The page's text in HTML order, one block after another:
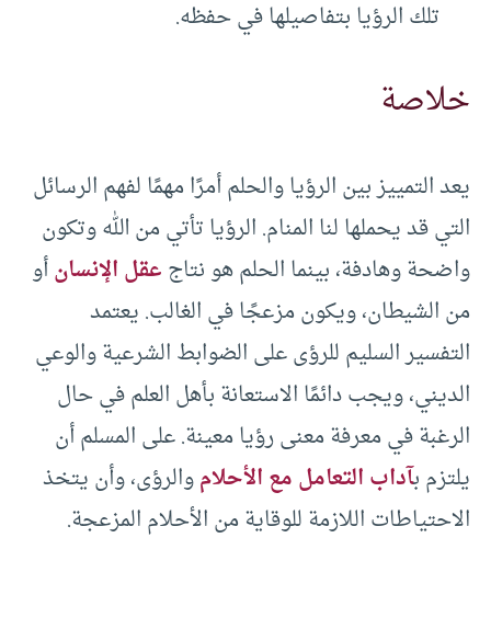
تلك الرؤيا بتفاصيلها في حفظه.
خلاصة
يعد التمييز بين الرؤيا والحلم أمرًا مهمًا لفهم الرسائل
التي قد يحملها لنا المنام. الرؤيا تأتي من الله وتكون
واضحة وهادفة، بينما الحلم هو نتاجعقل الإنسانأو
من الشيطان، ويكون مزعجًا في الغالب. يعتمد
التفسير السليم للرؤى على الضوابط الشرعية والوعي
الديني، ويجب دائمًا الاستعانة بأهل العلم في حال
الرغبة في معرفة معنى رؤيا معينة. على المسلم أن
يلتزم بآداب التعامل مع الأحلاموالرؤى، وأن يتخذ
الاحتياطات اللازمة للوقاية من الأحلام المزعجة.